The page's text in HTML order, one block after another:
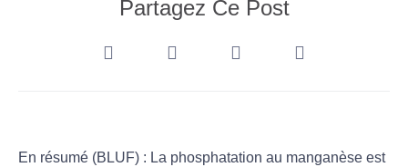
Partagez Ce Post
En résumé (BLUF) : La phosphatation au manganèse est